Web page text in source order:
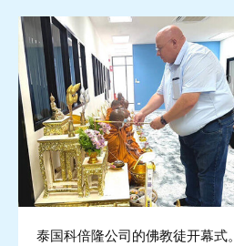
泰国科倍隆公司的佛教徒开幕式。